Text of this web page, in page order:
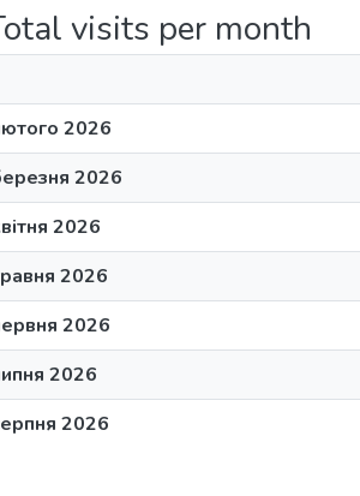
visits per month
2026
2026
2026
2026
2026
2026
2026